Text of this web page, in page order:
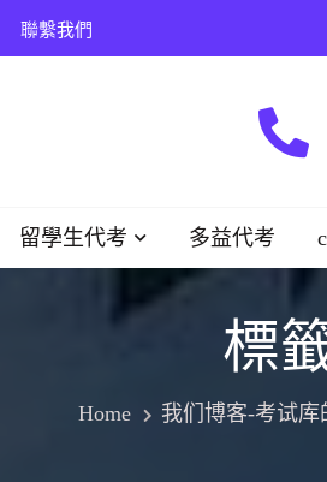
聯繫我們
留學生代考 多益代考
標
Home 我们博客-考试